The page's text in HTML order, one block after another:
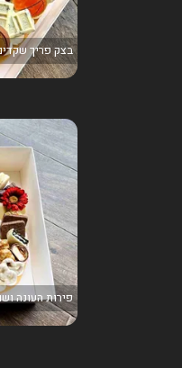
בצק פריך
פירות העונה